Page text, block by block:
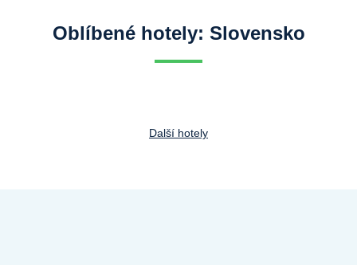
Oblíbené hotely: Slovensko
Další hotely